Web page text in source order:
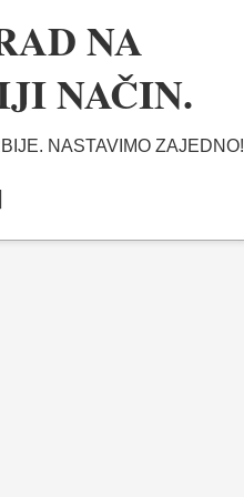
NA
NAČIN.
NASTAVIMO ZAJEDNO!